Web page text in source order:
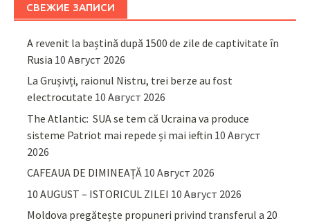
СВЕЖИЕ ЗАПИСИ
A revenit la baștină după 1500 de zile de captivitate în
Rusia 10 Август 2026
La Grușivți, raionul Nistru, trei berze au fost
electrocutate 10 Август 2026
The Atlantic: SUA se tem că Ucraina va produce
sisteme Patriot mai repede și mai ieftin 10 Август
2026
CAFEAUA DE DIMINEAȚĂ 10 Август 2026
10 AUGUST – ISTORICUL ZILEI 10 Август 2026
Moldova pregătește propuneri privind transferul a 20